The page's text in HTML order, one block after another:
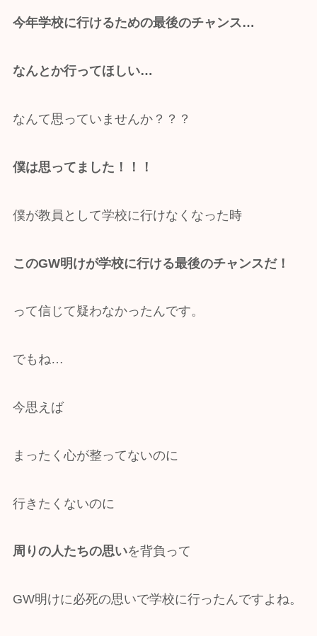
今年学校に行けるための最後のチャンス…
なんとか行ってほしい…
なんて思っていませんか？？？
僕は思ってました！！！
僕が教員として学校に行けなくなった時
このGW明けが学校に行ける最後のチャンスだ！
って信じて疑わなかったんです。
でもね…
今思えば
まったく心が整ってないのに
行きたくないのに
周りの人たちの思いを背負って
GW明けに必死の思いで学校に行ったんですよね。